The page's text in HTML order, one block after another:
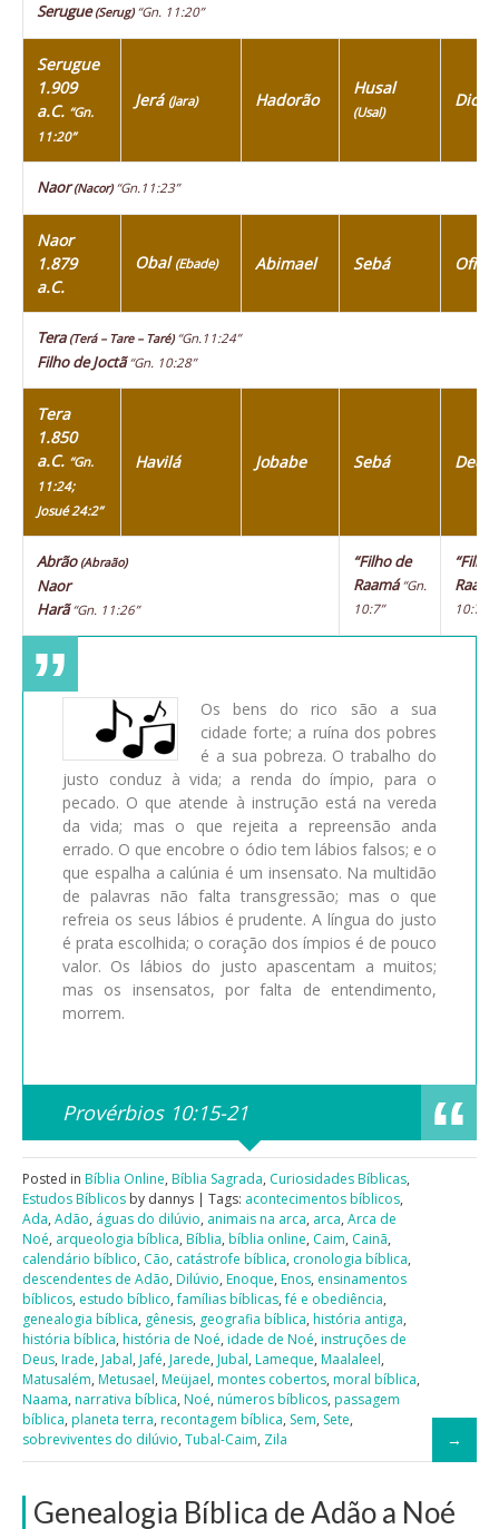
Serugue(Serug) “Gn. 11:20”
Serugue
1.909
a.C. “Gn.
11:20”
Jerá (Jara) Hadorão
Husal
(Usal)
Diclá
Naor(Nacor) “Gn.11:23”
Naor
1.879
a.C.
Obal (Ebade) Abimael Sebá Ofir
Tera (Terá – Tare – Taré) “Gn.11:24”
Filho de Joctã“Gn. 10:28”
Tera
1.850
a.C. “Gn.
11:24;
Josué 24:2”
Havilá Jobabe Sebá Dedã
Abrão (Abraão)
Naor
Harã“Gn. 11:26”
“Filho de
Raamá“Gn.
10:7”
“Filho
10:7”
Os bens do rico são a sua
cidade forte; a ruína dos pobres
é a sua pobreza. O trabalho do
justo conduz à vida; a renda do ímpio, para o
pecado. O que atende à instrução está na vereda
da vida; mas o que rejeita a repreensão anda
errado. O que encobre o ódio tem lábios falsos; e o
que espalha a calúnia é um insensato. Na multidão
de palavras não falta transgressão; mas o que
refreia os seus lábios é prudente. A língua do justo
é prata escolhida; o coração dos ímpios é de pouco
valor. Os lábios do justo apascentam a muitos;
mas os insensatos, por falta de entendimento,
morrem.
Provérbios 10:15-21
Posted in Bíblia Online, Bíblia Sagrada, Curiosidades Bíblicas,
Estudos Bíblicos by dannys | Tags: acontecimentos bíblicos,
Ada, Adão, águas do dilúvio, animais na arca, arca, Arca de
Noé, arqueologia bíblica, Bíblia, bíblia online, Caim, Cainã,
calendário bíblico, Cão, catástrofe bíblica, cronologia bíblica,
descendentes de Adão, Dilúvio, Enoque, Enos, ensinamentos
bíblicos, estudo bíblico,famílias bíblicas,fé e obediência,
genealogia bíblica, gênesis, geografia bíblica, história antiga,
história bíblica, história de Noé, idade de Noé, instruções de
Deus, Irade, Jabal, Jafé, Jarede, Jubal, Lameque, Maalaleel,
Matusalém, Metusael, Meüjael, montes cobertos, moral bíblica,
Naama, narrativa bíblica, Noé, números bíblicos, passagem
bíblica, planeta terra, recontagem bíblica, Sem, Sete,
sobreviventes do dilúvio, Tubal-Caim, Zila
Genealogia Bíblica de Adão a Noé